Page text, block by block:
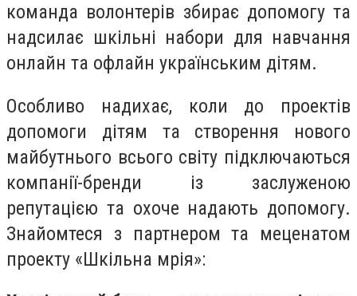
команда волонтерів збирає допомогу та
надсилає шкільні набори для навчання
онлайн та офлайн українським дітям.
Особливо надихає, коли до проектів
допомоги дітям та створення нового
майбутнього всього світу підключаються
компанії-бренди із заслуженою
репутацією та охоче надають допомогу.
Знайомтеся з партнером та меценатом
проекту «Шкільна мрія»: